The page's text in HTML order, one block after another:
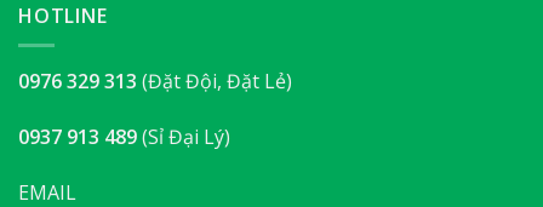
HOTLINE
0976 329 313 (Đặt Đội, Đặt Lẻ)
0937 913 489(Sỉ Đại Lý)
EMAIL